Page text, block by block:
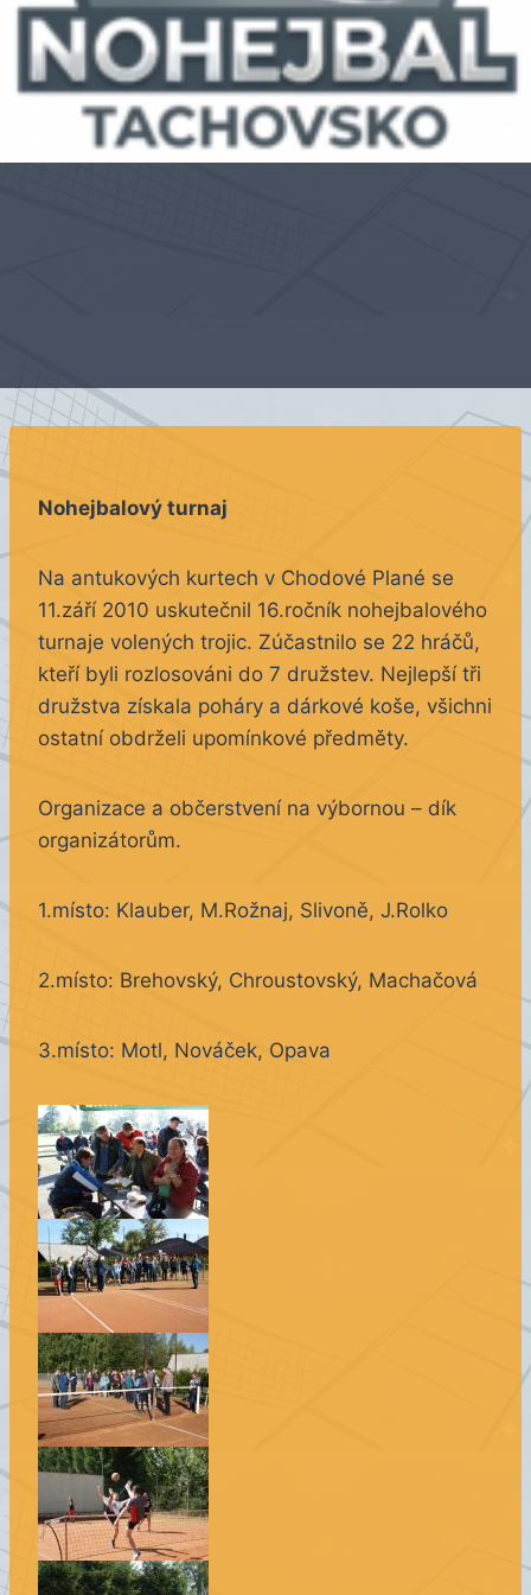
Nohejbalový turnaj
Na antukových kurtech v Chodové Plané se
11.září 2010 uskutečnil 16.ročník nohejbalového
turnaje volených trojic. Zúčastnilo se 22 hráčů,
kteří byli rozlosováni do 7 družstev. Nejlepší tři
družstva získala poháry a dárkové koše, všichni
ostatní obdrželi upomínkové předměty.
Organizace a občerstvení na výbornou – dík
organizátorům.
1.místo: Klauber, M.Rožnaj, Slivoně, J.Rolko
2.místo: Brehovský, Chroustovský, Machačová
3.místo: Motl, Nováček, Opava